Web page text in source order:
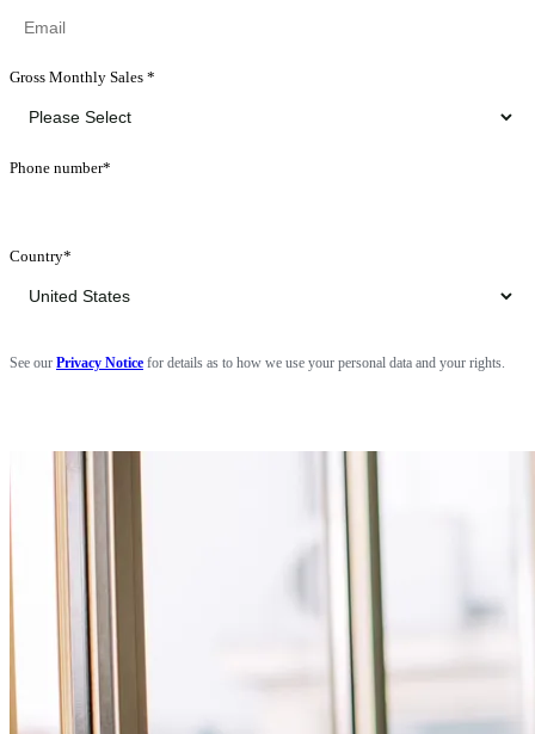
Gross Monthly Sales *
Phone number*
Country*
See our Privacy Notice for details as to how we use your personal data and your rights.